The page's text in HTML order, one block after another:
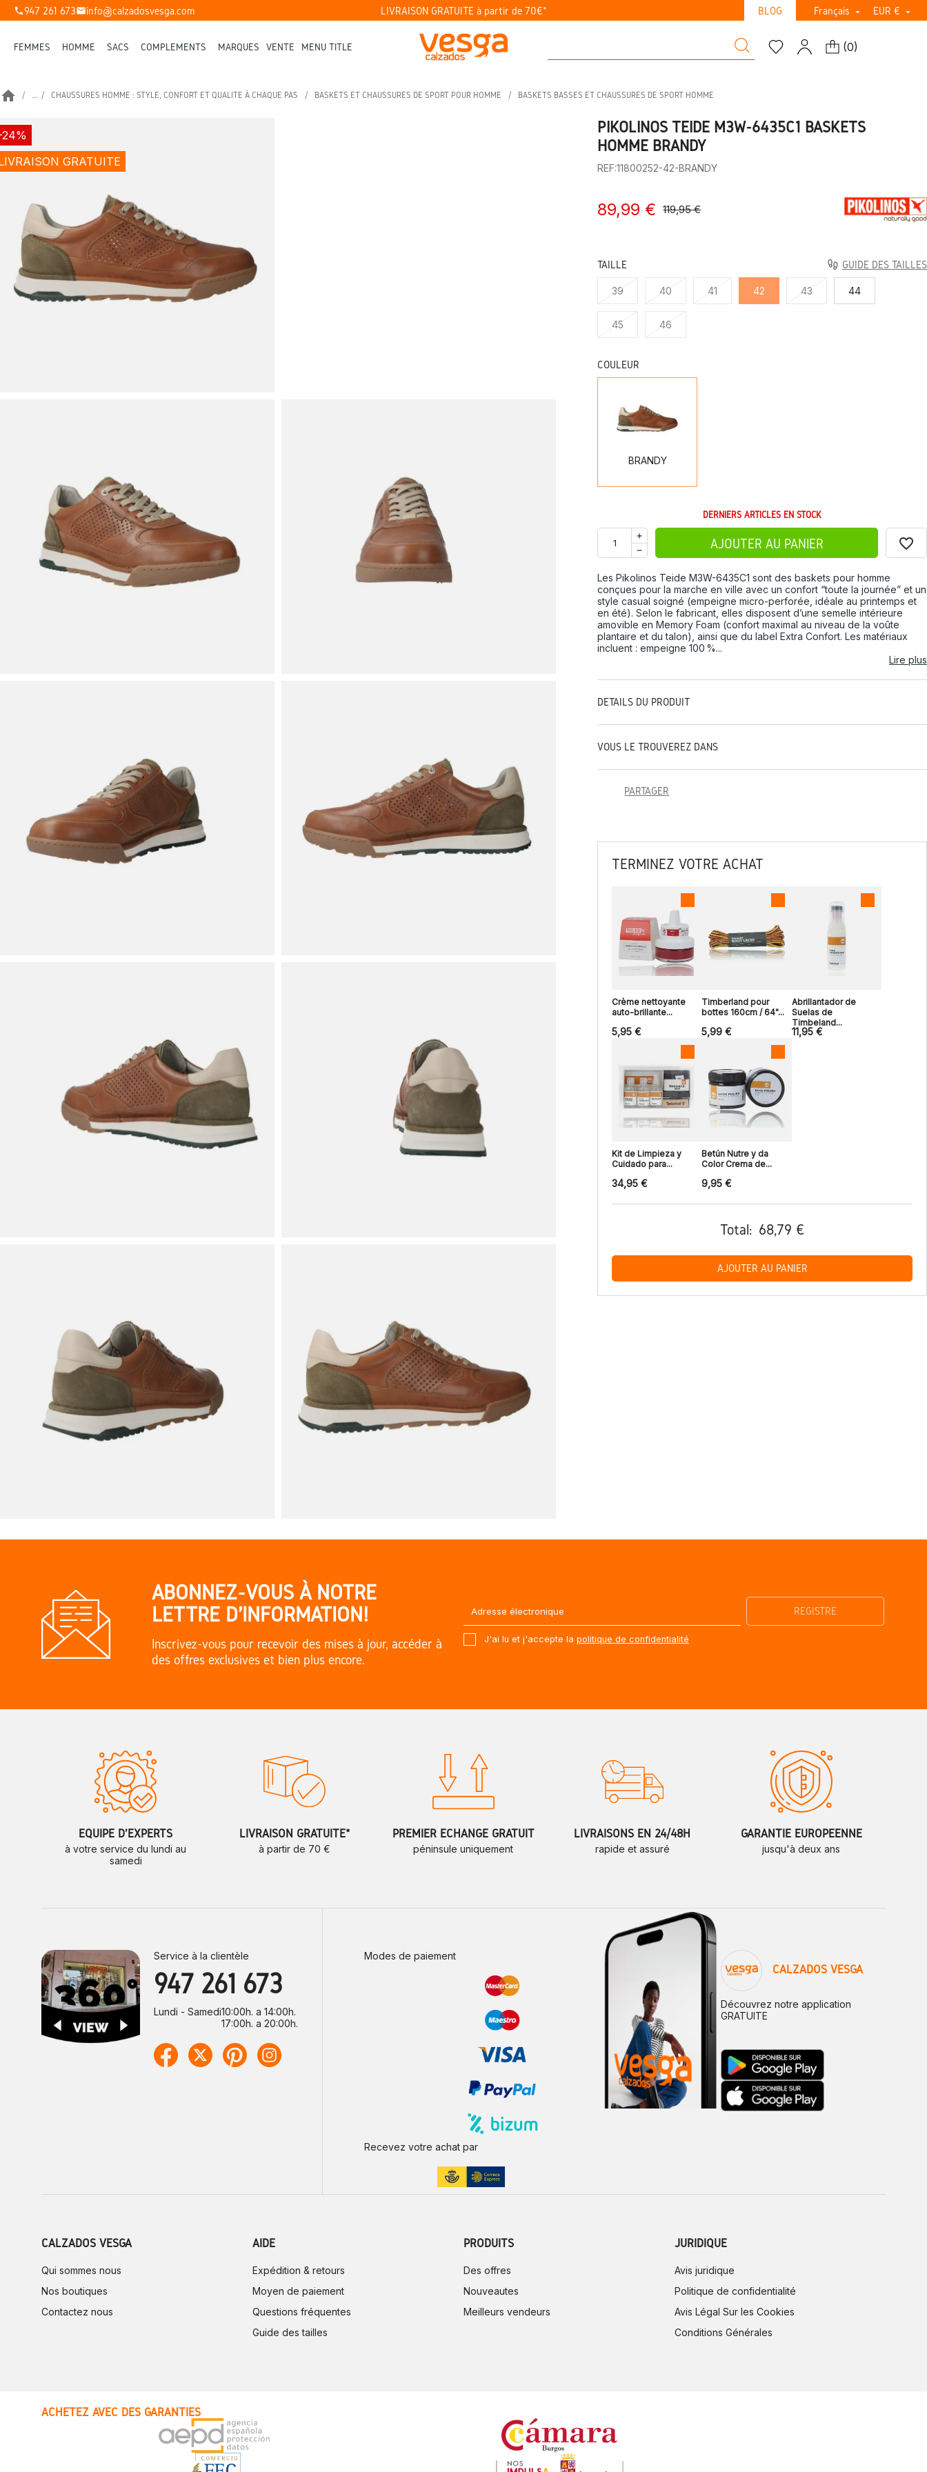
phone947 261 673mailinfo@calzadosvesga.com LIVRAISON GRATUITE à partir de 70€* BLOG Français  EUR € 
FEMMES HOMME SACS COMPLÉMENTS MARQUES VENTE MENU TITLE (0)
home ... CHAUSSURES HOMME : STYLE, CONFORT ET QUALITÉ À CHAQUE PAS BASKETS ET CHAUSSURES DE SPORT POUR HOMME BASKETS BASSES ET CHAUSSURES DE SPORT HOMME
GRATUITE
PIKOLINOS TEIDE M3W-6435C1 BASKETS
HOMME BRANDY
REF:11800252-42-BRANDY
89,99 € 119,95 €
TAILLE GUIDE DES TAILLES
39 40 41 42 43 44
45 46
COULEUR
BRANDY
DERNIERS ARTICLES EN STOCK
AJOUTER AU PANIER favorite_border
Les Pikolinos Teide M3W-6435C1 sont des baskets pour homme
conçues pour la marche en ville avec un confort “toute la journée” et un
style casual soigné (empeigne micro-perforée, idéale au printemps et
en été). Selon le fabricant, elles disposent d’une semelle intérieure
amovible en Memory Foam (confort maximal au niveau de la voûte
plantaire et du talon), ainsi que du label Extra Confort. Les matériaux
incluent : empeigne 100 %...
Lire plus
DÉTAILS DU PRODUIT
VOUS LE TROUVEREZ DANS
PARTAGER
TERMINEZ VOTRE ACHAT
Crème nettoyante
auto-brillante...
5,95 €
Timberland pour
bottes 160cm / 64"...
5,99 €
Abrillantador de
Suelas de
Timbeland...
11,95 €
Kit de Limpieza y
Cuidado para...
34,95 €
Betún Nutre y da
Color Crema de...
9,95 €
Total: 68,79 €
AJOUTER AU PANIER
ABONNEZ-VOUS À NOTRE
LETTRE D'INFORMATION!
Inscrivez-vous pour recevoir des mises à jour, accéder à
des offres exclusives et bien plus encore.
J'ai lu et j'accepte la politique de confidentialité
ÉQUIPE D'EXPERTS
à votre service du lundi au
samedi
LIVRAISON GRATUITE*
à partir de 70 €
PREMIER ÉCHANGE GRATUIT
péninsule uniquement
LIVRAISONS EN 24/48H
rapide et assuré
GARANTIE EUROPÉENNE
jusqu'à deux ans
Service à la clientèle
947 261 673
Lundi - Samedi10:00h. a 14:00h.
17:00h. a 20:00h.
Modes de paiement
Recevez votre achat par
CALZADOS VESGA
Découvrez notre application
GRATUITE
CALZADOS VESGA
Qui sommes nous
Nos boutiques
Contactez nous
AIDE
Expédition & retours
Moyen de paiement
Questions fréquentes
Guide des tailles
PRODUITS
Des offres
Nouveautes
Meilleurs vendeurs
JURIDIQUE
Avis juridique
Politique de confidentialité
Avis Légal Sur les Cookies
Conditions Générales
ACHETEZ AVEC DES GARANTIES